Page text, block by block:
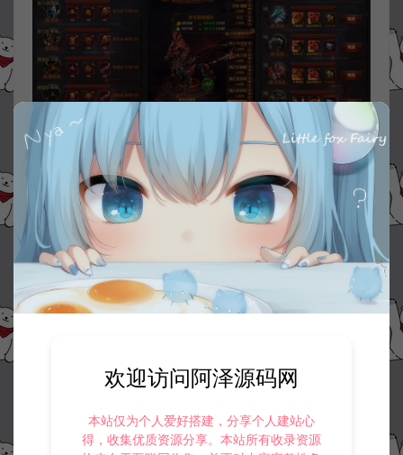
欢迎访问阿泽源码网
本站仅为个人爱好搭建，分享个人建站心
得，收集优质资源分享。本站所有收录资源